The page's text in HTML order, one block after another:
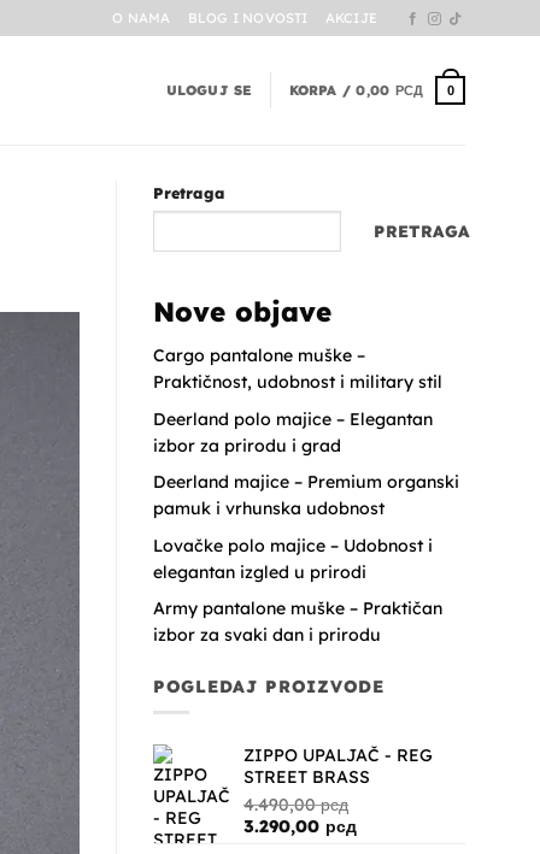
O NAMA BLOG I NOVOSTI AKCIJE
ULOGUJ SE KORPA /0,00 РСД 0
Pretraga
PRETRAGA
Nove objave
Cargo pantalone muške –
Praktičnost, udobnost i military stil
Deerland polo majice – Elegantan
izbor za prirodu i grad
Deerland majice – Premium organski
pamuk i vrhunska udobnost
Lovačke polo majice – Udobnost i
elegantan izgled u prirodi
Army pantalone muške – Praktičan
izbor za svaki dan i prirodu
POGLEDAJ PROIZVODE
ZIPPO UPALJAČ - REG
STREET BRASS
4.490,00рсд
Originalna
3.290,00 рсд